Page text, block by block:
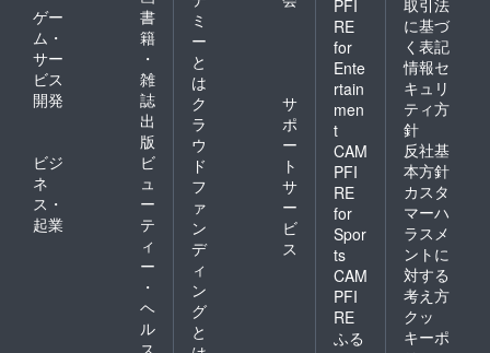
ゲー
ム・
サー
ビス
開発
書
籍
・
雑
誌
出
版
ビジ
ネ
ス・
起業
ビ
ュ
ー
テ
ィ
ー
・
ヘ
ル
ミ
ー
と
は
ク
ラ
ウ
ド
フ
ァ
ン
デ
ィ
ン
グ
と
サ
ポ
ー
ト
サ
ー
ビ
ス
PFI
RE
for
Ente
rtain
men
t
CAM
PFI
RE
for
Spor
ts
CAM
PFI
RE
ふる
取引法
に基づ
く表記
情報セ
キュリ
ティ方
針
反社基
本方針
カスタ
マーハ
ラスメ
ントに
対する
考え方
クッ
キーポ